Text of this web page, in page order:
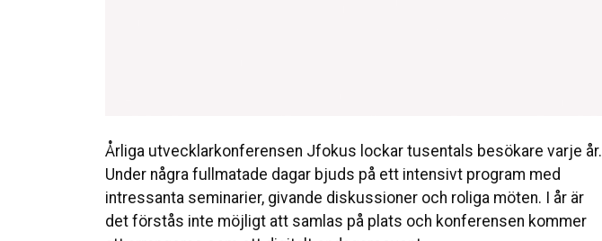
Årliga utvecklarkonferensen Jfokus lockar tusentals besökare varje år.
Under några fullmatade dagar bjuds på ett intensivt program med
intressanta seminarier, givande diskussioner och roliga möten. I år är
det förstås inte möjligt att samlas på plats och konferensen kommer